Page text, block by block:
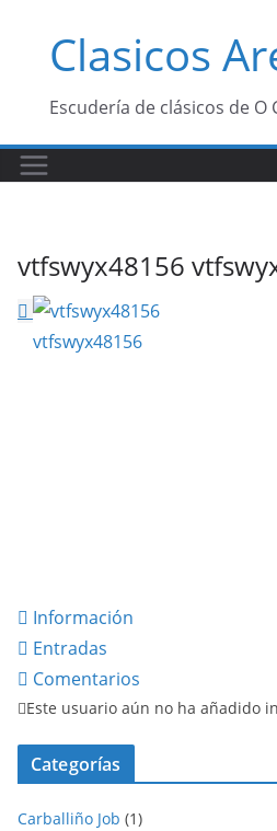
contenidoClasicos
Escudería de clásicos de O
vtfswyx48156
Información
Entradas
Comentarios
Este usuario aún no ha añadido
Categorías
Carballiño Job (1)